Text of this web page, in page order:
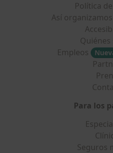
Política
Así
Quiénes
Empleos
Para los
Seguros